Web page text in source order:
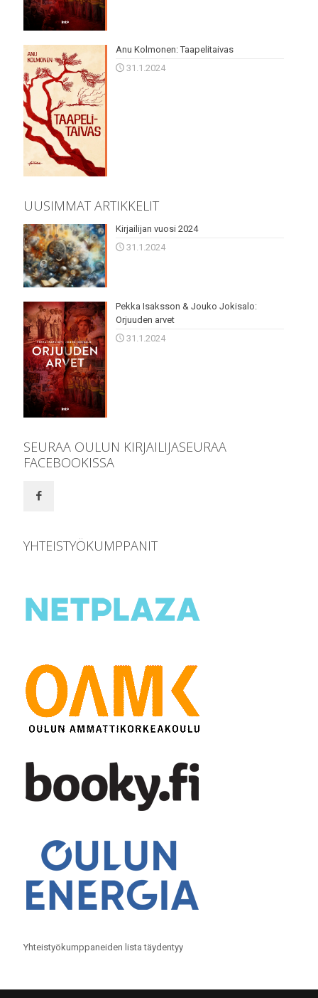
Anu Kolmonen: Taapelitaivas
31.1.2024
UUSIMMAT ARTIKKELIT
Kirjailijan vuosi 2024
31.1.2024
Pekka Isaksson & Jouko Jokisalo:
Orjuuden arvet
31.1.2024
SEURAA OULUN KIRJAILIJASEURAA
FACEBOOKISSA
YHTEISTYÖKUMPPANIT
Yhteistyökumppaneiden lista täydentyy